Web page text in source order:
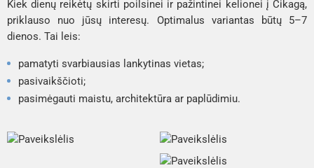
Kiek dienų reikėtų skirti poilsinei ir pažintinei kelionei į Čikagą,
priklauso nuo jūsų interesų. Optimalus variantas būtų 5–7
dienos. Tai leis:
pamatyti svarbiausias lankytinas vietas;
pasivaikščioti;
pasimėgauti maistu, architektūra ar paplūdimiu.